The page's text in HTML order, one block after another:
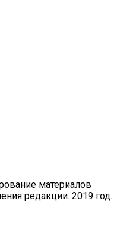
материалов
редакции. 2019 год.